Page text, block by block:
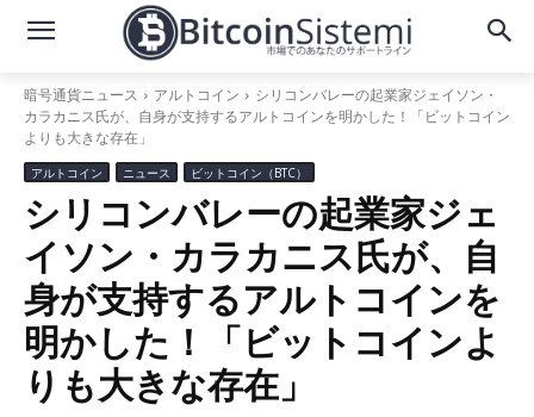
暗号通貨ニュース アルトコイン
シリコンバレーの起業家ジェイソン・
カラカニス氏が、自身が支持するアルトコインを明かした！「ビットコイン
よりも大きな存在」
アルトコイン ニュース ビットコイン（BTC）
シリコンバレーの起業家ジェ
イソン・カラカニス氏が、自
身が支持するアルトコインを
明かした！「ビットコインよ
りも大きな存在」